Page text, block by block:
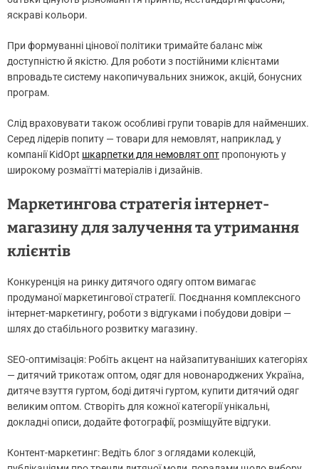
яскраві кольори.
При формуванні цінової політики тримайте баланс між
доступністю й якістю. Для роботи з постійними клієнтами
впровадьте систему накопичувальних знижок, акцій, бонусних
програм.
Слід враховувати також особливі групи товарів для найменших.
Серед лідерів попиту — товари для немовлят, наприклад, у
компанії KidOpt шкарпетки для немовлят опт пропонують у
широкому розмаїтті матеріалів і дизайнів.
Маркетингова стратегія інтернет-
магазину для залучення та утримання
клієнтів
Конкуренція на ринку дитячого одягу оптом вимагає
продуманої маркетингової стратегії. Поєднання комплексного
інтернет-маркетингу, роботи з відгуками і побудови довіри —
шлях до стабільного розвитку магазину.
SEO-оптимізація: Робіть акцент на найзапитуваніших категоріях
— дитячий трикотаж оптом, одяг для новонароджених Україна,
дитяче взуття гуртом, боді дитячі гуртом, купити дитячий одяг
великим оптом. Створіть для кожної категорії унікальні,
докладні описи, додайте фотографії, розміщуйте відгуки.
Контент-маркетинг: Ведіть блог з оглядами колекцій,